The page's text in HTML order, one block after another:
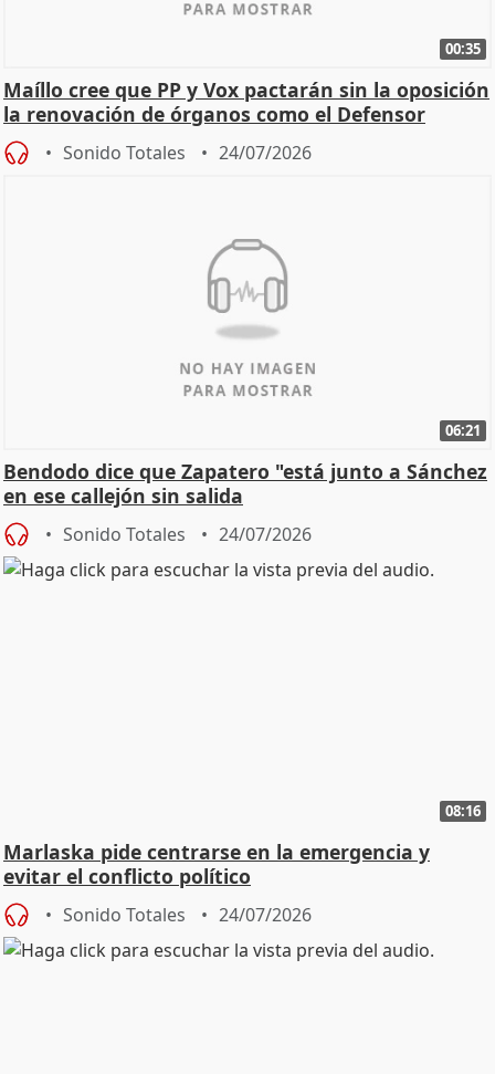
00:35
Maíllo cree que PP y Vox pactarán sin la oposición
la renovación de órganos como el Defensor
Sonido Totales 24/07/2026
06:21
Bendodo dice que Zapatero "está junto a Sánchez
en ese callejón sin salida
Sonido Totales 24/07/2026
08:16
Marlaska pide centrarse en la emergencia y
evitar el conflicto político
Sonido Totales 24/07/2026